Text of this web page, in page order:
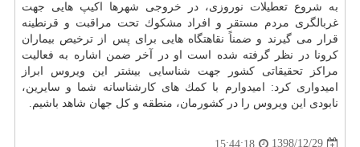
به شروع تعطیلات نوروزی، در خروجی شهرها اكیپ هایی جهت
غربالگری مردم مستقر و افراد مشكوك تحت مراقبت و قرنطینه
قرار می گیرند و ضمناً نقاهتگاه هایی برای پس از ترخیص بیماران
كرونا در نظر گرفته شده است او در آخر ضمن اشاره به فعالیت
مراكز تحقیقاتی كشور جهت شناسایی بیشتر این ویروس ابراز
امیدواری كرد: امیدوارم با كمك های كارشناسانه شما و سایرین،
نابودی این ویروس را در كشورمان، منطقه و كل جهان شاهد باشیم.
1398/12/29
15:44:18